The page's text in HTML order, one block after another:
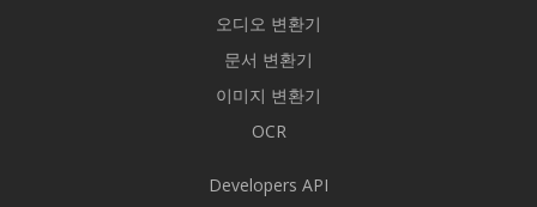
오디오 변환기
문서 변환기
이미지 변환기
OCR
Developers API